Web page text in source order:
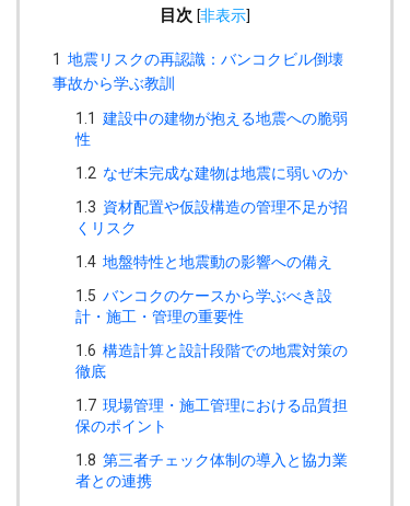
目次 [非表示]
1 地震リスクの再認識：バンコクビル倒壊
事故から学ぶ教訓
1.1 建設中の建物が抱える地震への脆弱
性
1.2 なぜ未完成な建物は地震に弱いのか
1.3 資材配置や仮設構造の管理不足が招
くリスク
1.4 地盤特性と地震動の影響への備え
1.5 バンコクのケースから学ぶべき設
計・施工・管理の重要性
1.6 構造計算と設計段階での地震対策の
徹底
1.7 現場管理・施工管理における品質担
保のポイント
1.8 第三者チェック体制の導入と協力業
者との連携